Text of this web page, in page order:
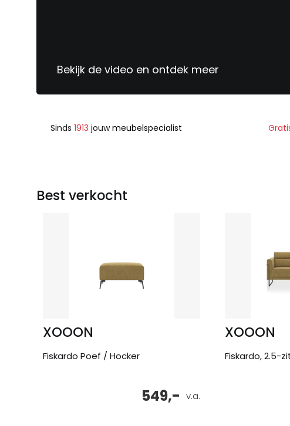
Bekijk de video en ontdek meer
Sinds 1913 jouwmeubelspecialist
Best verkocht
XOOON
Fiskardo Poef / Hocker
v.a.
549,-
XOOON
Fiskardo, 2.5-